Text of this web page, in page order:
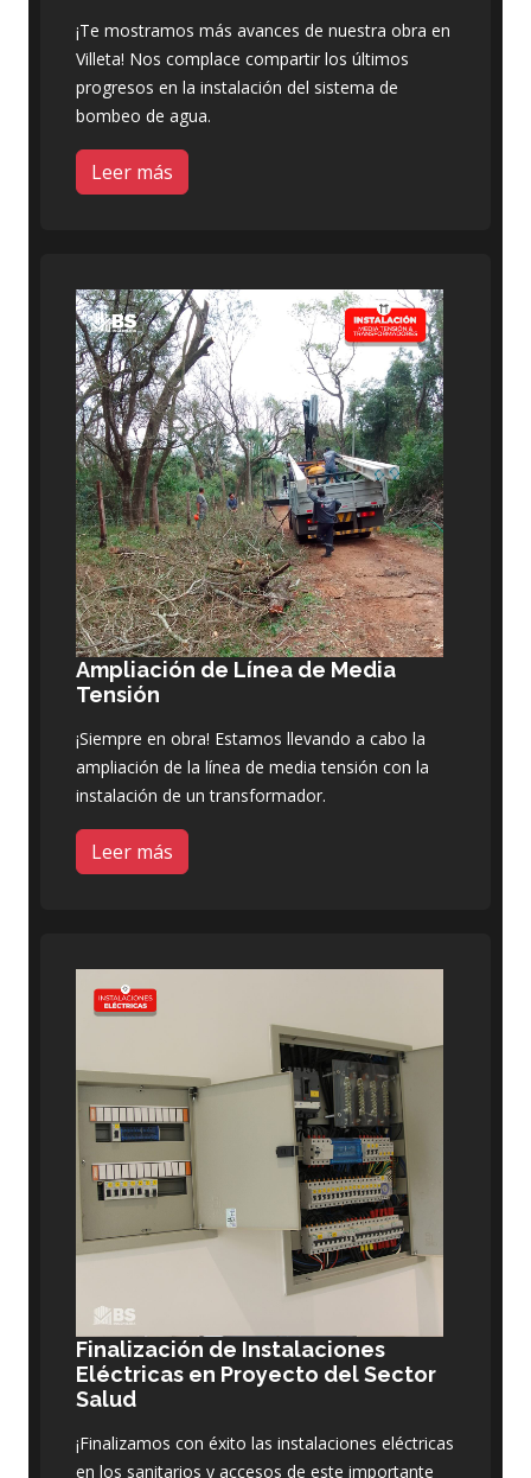
¡Te mostramos más avances de nuestra obra en
Villeta! Nos complace compartir los últimos
progresos en la instalación del sistema de
bombeo de agua.
Leer más
Ampliación de Línea de Media
Tensión
¡Siempre en obra! Estamos llevando a cabo la
ampliación de la línea de media tensión con la
instalación de un transformador.
Leer más
Finalización de Instalaciones
Eléctricas en Proyecto del Sector
Salud
¡Finalizamos con éxito las instalaciones eléctricas
en los sanitarios y accesos de este importante